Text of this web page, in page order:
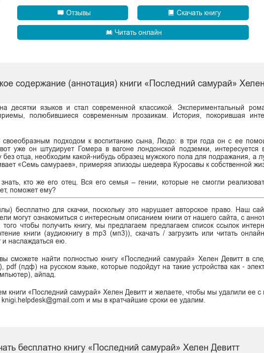
Отзывы Скачать книгу
Читать онлайн
содержание (аннотация) книги «Последний самурай»
десятки языков и стал современной классикой. Экспериментальный
полюбившиеся современным прозаикам. История, покорившая
своеобразным подходом к воспитанию сына, Людо: в три года он с ее
уже он штудирует Гомера в вагоне лондонской подземки,
отца, необходим какой-нибудь образец мужского пола для подражания, а
«Семь самураев», примеряя эпизоды шедевра Куросавы к собственной
кто же его отец. Вся его семья – гении, которые не смогли
поможет ему?
бесплатно для скачки, поскольку это нарушает авторское право. Наш
могут ознакомиться с интересным описанием книги от нашего сайта, с
чтобы получить книгу, мы предлагаем предлагаем список ссылок
книги (аудиокнигу в mp3 (мп3)), скачать / загрузить или читать
наслаждаться ею.
сможете найти полностью книгу «Последний самурай» Хелен Девитт в
(пдф) на русском языке, которые подойдут на такие устройства как -
айпад.
книги «Последний самурай» Хелен Девитт и желаете, чтобы мы удалили ее с
и мы в кратчайшие сроки ее удалим.
бесплатно книгу «Последний самурай» Хелен Девитт